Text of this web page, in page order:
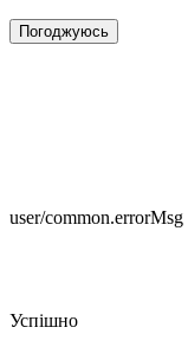
Погоджуюсь
user/common.errorMsg
Успішно